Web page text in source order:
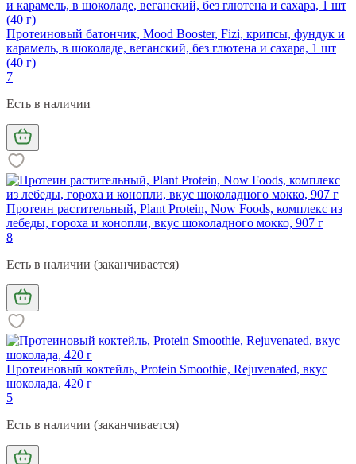
Протеиновый батончик, Mood Booster, Fizi, крипсы, фундук и
карамель, в шоколаде, веганский, без глютена и сахара, 1 шт
(40 г)
7
Есть в наличии
Протеин растительный, Plant Protein, Now Foods, комплекс из
лебеды, гороха и конопли, вкус шоколадного мокко, 907 г
8
Есть в наличии (заканчивается)
Протеиновый коктейль, Protein Smoothie, Rejuvenated, вкус
шоколада, 420 г
5
Есть в наличии (заканчивается)